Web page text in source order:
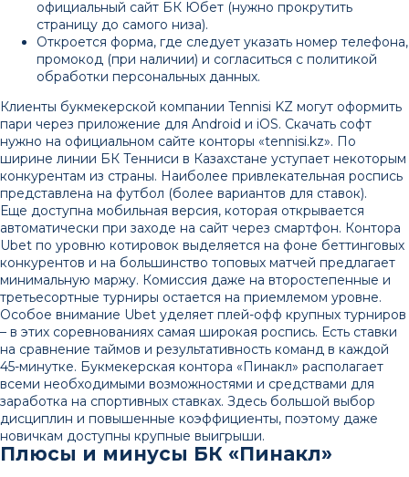
официальный сайт БК Юбет (нужно прокрутить
страницу до самого низа).
Откроется форма, где следует указать номер телефона,
промокод (при наличии) и согласиться с политикой
обработки персональных данных.
Клиенты букмекерской компании Tennisi KZ могут оформить
пари через приложение для Android и iOS. Скачать софт
нужно на официальном сайте конторы «tennisi.kz». По
ширине линии БК Тенниси в Казахстане уступает некоторым
конкурентам из страны. Наиболее привлекательная роспись
представлена на футбол (более вариантов для ставок).
Еще доступна мобильная версия, которая открывается
автоматически при заходе на сайт через смартфон. Контора
Ubet по уровню котировок выделяется на фоне беттинговых
конкурентов и на большинство топовых матчей предлагает
минимальную маржу. Комиссия даже на второстепенные и
третьесортные турниры остается на приемлемом уровне.
Особое внимание Ubet уделяет плей-офф крупных турниров
– в этих соревнованиях самая широкая роспись. Есть ставки
на сравнение таймов и результативность команд в каждой
45-минутке. Букмекерская контора «Пинакл» располагает
всеми необходимыми возможностями и средствами для
заработка на спортивных ставках. Здесь большой выбор
дисциплин и повышенные коэффициенты, поэтому даже
новичкам доступны крупные выигрыши.
Плюсы и минусы БК «Пинакл»